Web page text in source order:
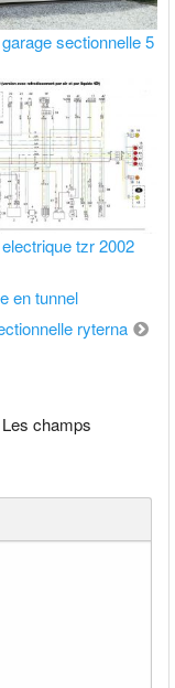
sectionnelle 5
tzr 2002
en tunnel
ryterna
Les champs